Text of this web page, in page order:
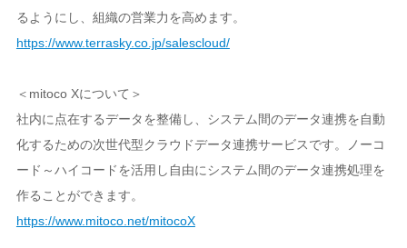
るようにし、組織の営業力を高めます。
https://www.terrasky.co.jp/salescloud/
＜mitoco Xについて＞
社内に点在するデータを整備し、システム間のデータ連携を自動
化するための次世代型クラウドデータ連携サービスです。ノーコ
ード～ハイコードを活用し自由にシステム間のデータ連携処理を
作ることができます。
https://www.mitoco.net/mitocoX